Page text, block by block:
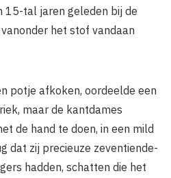
tal jaren geleden bij de
het stof vandaan
potje afkoken, oordeelde een
maar de kantdames
de hand te doen, in een mild
dat zij precieuze zeventiende-
hadden, schatten die het